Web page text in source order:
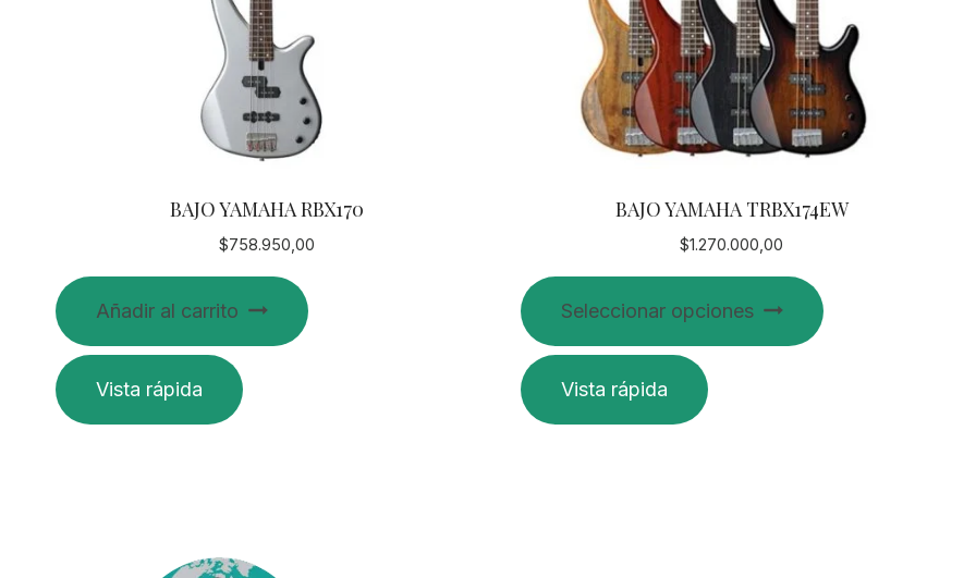
BAJO YAMAHA RBX170
$758.950,00
Añadir al carrito
Vista rápida
BAJO YAMAHA TRBX174EW
$1.270.000,00
Seleccionar opciones
producto
Vista rápida